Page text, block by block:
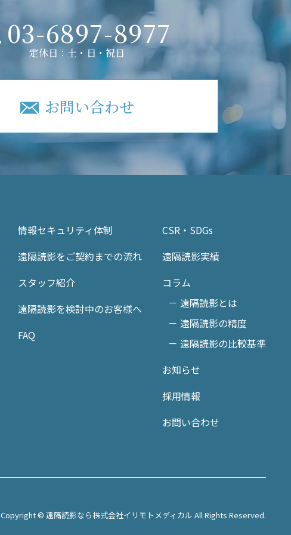
03-6897-8977
定休日：土・日・祝日
お問い合わせ
情報セキュリティ体制
遠隔読影をご契約までの流れ
スタッフ紹介
遠隔読影を検討中のお客様へ
FAQ
CSR・SDGs
遠隔読影実績
コラム
－ 遠隔読影とは
－ 遠隔読影の精度
－ 遠隔読影の比較基準
お知らせ
採用情報
お問い合わせ
Copyright © 遠隔読影なら株式会社イリモトメディカル All Rights Reserved.